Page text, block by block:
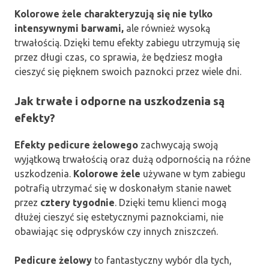
Kolorowe żele charakteryzują się nie tylko
intensywnymi barwami, ale również wysoką
trwałością. Dzięki temu efekty zabiegu utrzymują się
przez długi czas, co sprawia, że będziesz mogła
cieszyć się pięknem swoich paznokci przez wiele dni.
Jak trwałe i odporne na uszkodzenia są
efekty?
Efekty pedicure żelowego zachwycają swoją
wyjątkową trwałością oraz dużą odpornością na różne
uszkodzenia. Kolorowe żele używane w tym zabiegu
potrafią utrzymać się w doskonałym stanie nawet
przez cztery tygodnie. Dzięki temu klienci mogą
dłużej cieszyć się estetycznymi paznokciami, nie
obawiając się odprysków czy innych zniszczeń.
Pedicure żelowy to fantastyczny wybór dla tych,